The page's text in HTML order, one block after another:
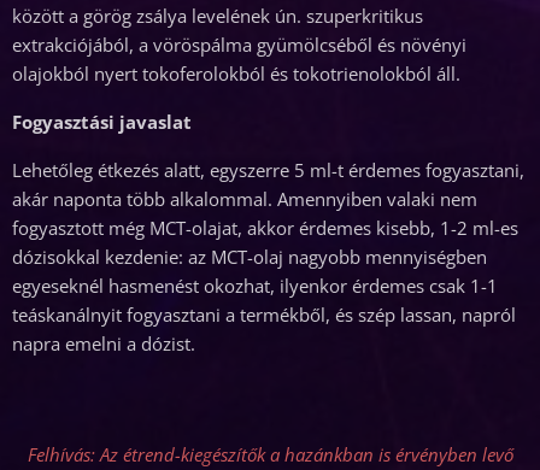
között a görög zsálya levelének ún. szuperkritikus
extrakciójából, a vöröspálma gyümölcséből és növényi
olajokból nyert tokoferolokból és tokotrienolokból áll.
Fogyasztási javaslat
Lehetőleg étkezés alatt, egyszerre 5 ml-t érdemes fogyasztani,
akár naponta több alkalommal. Amennyiben valaki nem
fogyasztott még MCT-olajat, akkor érdemes kisebb, 1-2 ml-es
dózisokkal kezdenie: az MCT-olaj nagyobb mennyiségben
egyeseknél hasmenést okozhat, ilyenkor érdemes csak 1-1
teáskanálnyit fogyasztani a termékből, és szép lassan, napról
napra emelni a dózist.
Felhívás: Az étrend-kiegészítők a hazánkban is érvényben levő